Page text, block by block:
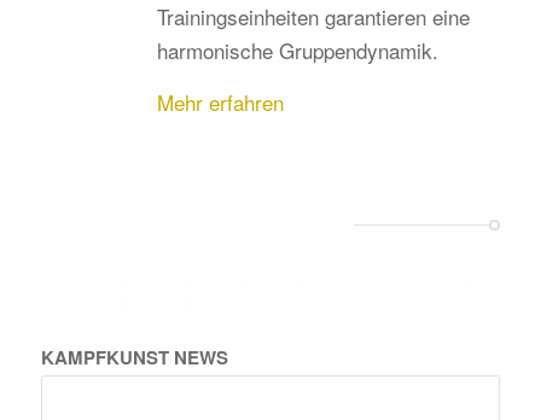
Trainingseinheiten garantieren eine
harmonische Gruppendynamik.
Mehr erfahren
KAMPFKUNST NEWS